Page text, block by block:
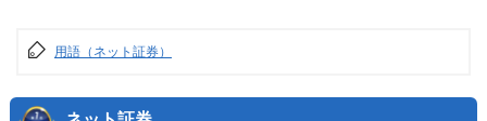
用語（ネット証券）